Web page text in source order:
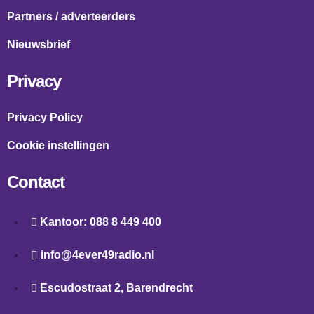
Partners / adverteerders
Nieuwsbrief
Privacy
Privacy Policy
Cookie instellingen
Contact
Kantoor: 088 8 449 400
info@4ever49radio.nl
Escudostraat 2, Barendrecht